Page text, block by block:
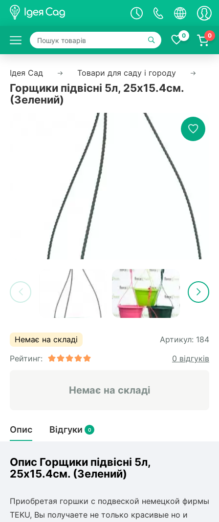
0 0
Ідея Сад Товари для саду і городу
Горщики підвісні 5л, 25х15.4см.
(Зелений)
Немає на складі Артикул: 184
Рейтинг:
0 відгуків
Немає на складі
Опис Відгуки 0
Опис Горщики підвісні 5л,
25х15.4см. (Зелений)
Приобретая горшки с подвеской немецкой фирмы
TEKU, Вы получаете не только красивые но и